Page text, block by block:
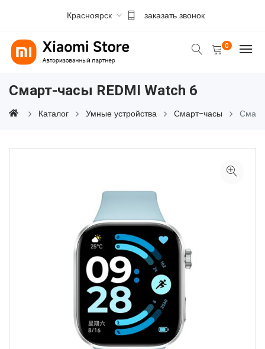
Красноярск заказать звонок
0
Смарт-часы REDMI Watch 6
Каталог Умные устройства Смарт-часы